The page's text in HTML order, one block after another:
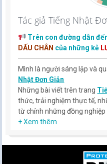
Tác giả Tiếng Nhật
Trên con đường dẫn
DẤU CHÂN của những kẻ
Mình là người sáng lập và
Nhật Đơn Giản
Những bài viết trên trang
thức, trải nghiệm thực tế,
từ chính những đồng nghiệp
Hy vọng rằng kinh nghiệm
+ Xem thêm